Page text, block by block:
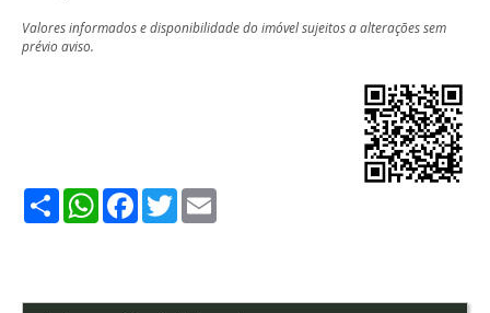
Valores informados e disponibilidade do imóvel sujeitos a alterações sem
prévio aviso.
ShareWhatsApp
Facebook
Twitter